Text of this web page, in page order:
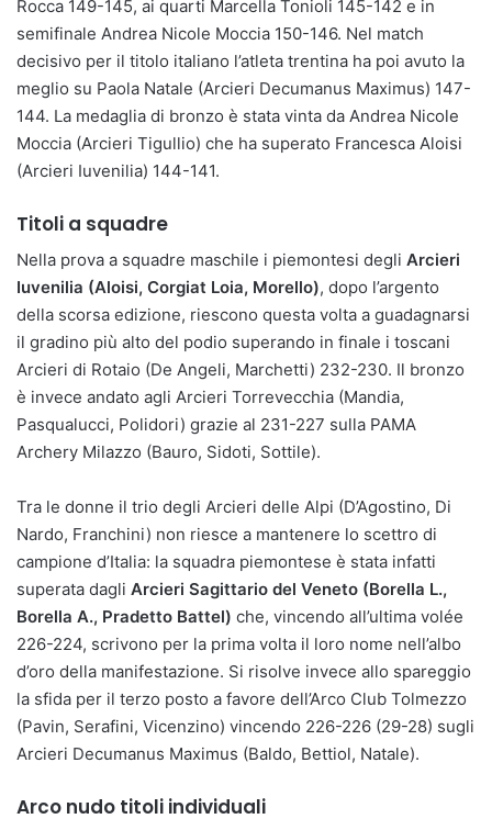
Rocca 149-145, ai quarti Marcella Tonioli 145-142 e in
semifinale Andrea Nicole Moccia 150-146. Nel match
decisivo per il titolo italiano l’atleta trentina ha poi avuto la
meglio su Paola Natale (Arcieri Decumanus Maximus) 147-
144. La medaglia di bronzo è stata vinta da Andrea Nicole
Moccia (Arcieri Tigullio) che ha superato Francesca Aloisi
(Arcieri Iuvenilia) 144-141.
Titoli a squadre
Nella prova a squadre maschile i piemontesi degli Arcieri
Iuvenilia (Aloisi, Corgiat Loia, Morello), dopo l’argento
della scorsa edizione, riescono questa volta a guadagnarsi
il gradino più alto del podio superando in finale i toscani
Arcieri di Rotaio (De Angeli, Marchetti) 232-230. Il bronzo
è invece andato agli Arcieri Torrevecchia (Mandia,
Pasqualucci, Polidori) grazie al 231-227 sulla PAMA
Archery Milazzo (Bauro, Sidoti, Sottile).
Tra le donne il trio degli Arcieri delle Alpi (D’Agostino, Di
Nardo, Franchini) non riesce a mantenere lo scettro di
campione d’Italia: la squadra piemontese è stata infatti
superata dagli Arcieri Sagittario del Veneto (Borella L.,
Borella A., Pradetto Battel) che, vincendo all’ultima volée
226-224, scrivono per la prima volta il loro nome nell’albo
d’oro della manifestazione. Si risolve invece allo spareggio
la sfida per il terzo posto a favore dell’Arco Club Tolmezzo
(Pavin, Serafini, Vicenzino) vincendo 226-226 (29-28) sugli
Arcieri Decumanus Maximus (Baldo, Bettiol, Natale).
Arco nudo titoli individuali